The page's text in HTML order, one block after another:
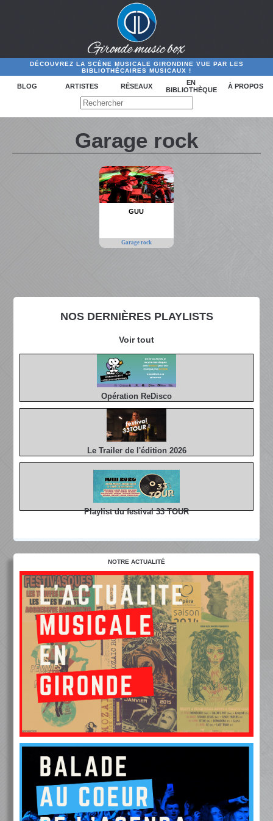
DÉCOUVREZ LA SCÈNE MUSICALE GIRONDINE VUE PAR LES
BIBLIOTHÉCAIRES MUSICAUX !
BLOG ARTISTES RÉSEAUX
EN
BIBLIOTHÈQUE
À PROPOS
NOS DERNIÈRES PLAYLISTS
Voir tout
Opération ReDisco
Le Trailer de l'édition 2026
Playlist du festival 33 TOUR
Garage rock
GUU
Garage rock
NOTRE ACTUALITÉ